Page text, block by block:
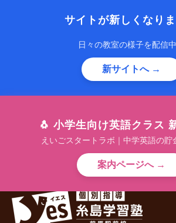
サイトが新しくなり
日々の教室の様子を配信中
新サイトへ →
🐧 小学生向け英語クラス
えいごスタートラボ｜中学英語の貯
案内ページへ →